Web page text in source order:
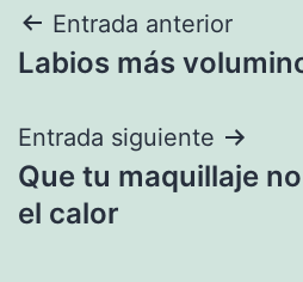
Navegación
de
entradas
Entrada anterior
Labios más
Entrada siguiente
Que tu maquillaje
el calor